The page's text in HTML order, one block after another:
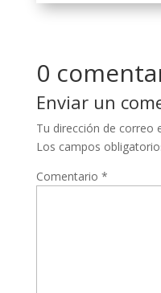
0
Enviar un
Tu dirección de correo
Los campos
Comentario *